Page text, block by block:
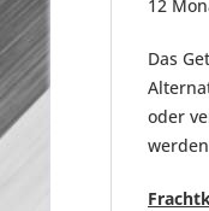
12
Das
oder
werden